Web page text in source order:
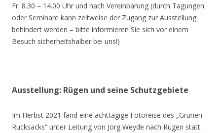
Fr. 8.30 – 14.00 Uhr und nach Vereinbarung (durch Tagungen
oder Seminare kann zeitweise der Zugang zur Ausstellung
behindert werden – bitte informieren Sie sich vor einem
Besuch sicherheitshalber bei uns!)
Ausstellung: Rügen und seine Schutzgebiete
Im Herbst 2021 fand eine achttägige Fotoreise des „Grünen
Rucksacks“ unter Leitung von Jörg Weyde nach Rügen statt.